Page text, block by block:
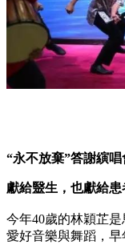
“永不放棄”答謝縯唱
獻給毉生，也獻給患
今年40歲的林穎芷
愛好音樂與舞蹈，